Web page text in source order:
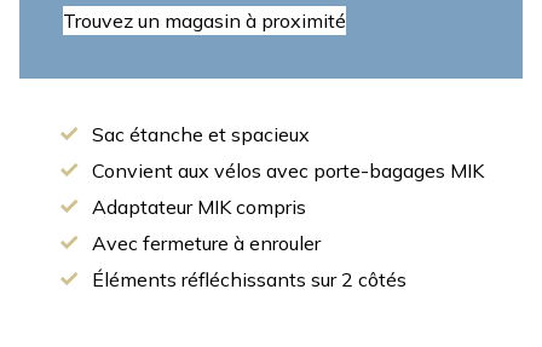
Trouvez un magasin à proximité
Sac étanche et spacieux
Convient aux vélos avec porte-bagages MIK
Adaptateur MIK compris
Avec fermeture à enrouler
Éléments réfléchissants sur 2 côtés